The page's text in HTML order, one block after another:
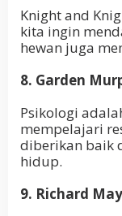
Knight and
kita ingin
hewan juga
8. Garden
Psikologi
mempelajari
diberikan baik
hidup.
9. Richard